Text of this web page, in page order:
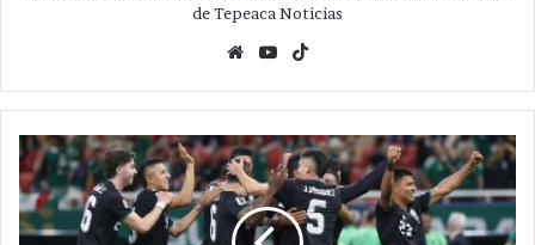
de Tepeaca Noticias
WebsiteYouTube
Avanza
México
a
dieciseisavos